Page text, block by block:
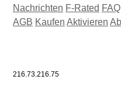
Nachrichten F-Rated FAQ
AGB Kaufen Aktivieren
216.73.216.75